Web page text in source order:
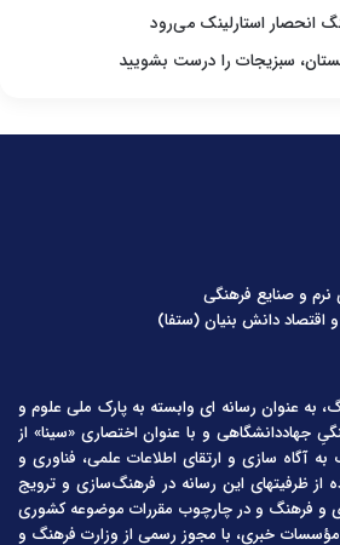
سبزیجات را درست بشویید
و صنایع فرهنگی
اقتصاد دانش بنیان (ستفا)
به عنوان رسانه ای وابسته به پارک ملی علوم و
جهاددانشگاهی و با عنوان اختصاری «سینا» از
منظور کمک به آگاه سازی و ارتقای اطلاعات علمی، فناوری و
از ظرفیتهای این رسانه در فرهنگ‌سازی و ترویج
و فرهنگ و در چارچوب مقررات موضوعه کشوری
مؤسسات خبری، با مجوز رسمی از وزارت فرهنگ و